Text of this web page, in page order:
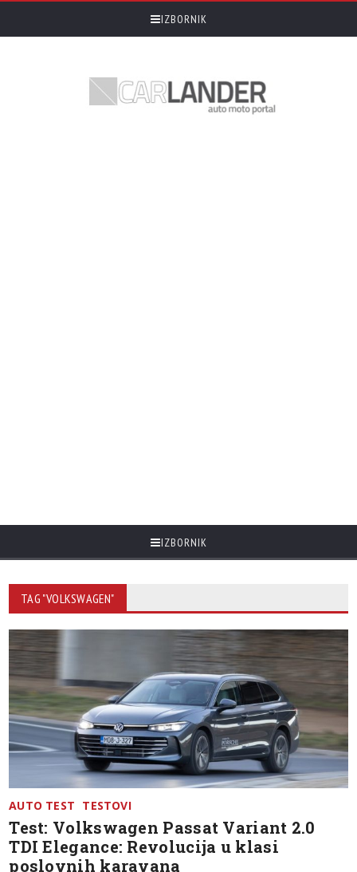
IZBORNIK
IZBORNIK
TAG "VOLKSWAGEN"
AUTO TEST TESTOVI
Test: Volkswagen Passat Variant 2.0
TDI Elegance: Revolucija u klasi
poslovnih karavana